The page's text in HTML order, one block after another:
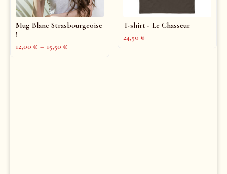
Mug Blanc Strasbourgeoise
!
12,00 € – 15,50 €
T-shirt - Le Chasseur
24,50 €